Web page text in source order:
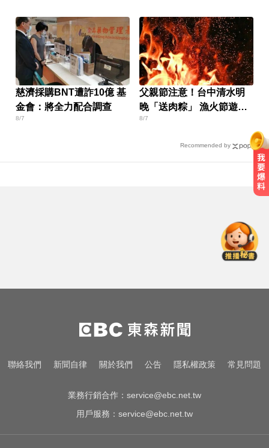
慈濟採購BNT遭詐10億 基
金會：將全力配合調查
8/7
父親節注意！台中清水明
晚「送肉粽」 漁火節遊客
恐迎煞
8/7
Recommended by
來電池大洗牌
王凱過世還回棚內拍戲？製作人靈
堂喊：你殺青了
白海豚颱風強襲日本！奄美逾3萬戶
聯絡我們 新聞自律 關於我們 公告 隱私權政策 常見問題
業務行銷合作： service@ebc.net.tw
用戶服務： service@ebc.net.tw